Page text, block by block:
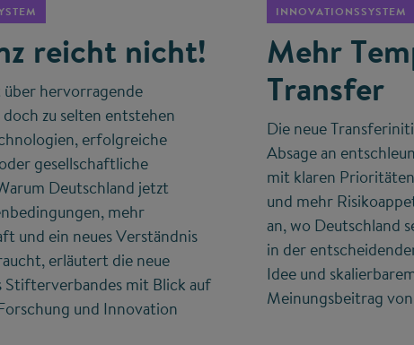
reicht nicht!
hervorragende
zu selten entstehen
erfolgreiche
gesellschaftliche
Deutschland jetzt
mehr
und ein neues Verständnis
erläutert die neue
Stifterverbandes mit Blick auf
und Innovation
INNOVATIONSSYSTEM
Mehr
Transfer
Die neue
Absage an
mit klaren
und mehr
an, wo Deutschland
in der
Idee und
Meinungsbeitrag